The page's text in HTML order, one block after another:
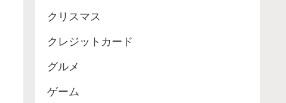
クリスマス
クレジットカード
グルメ
ゲーム